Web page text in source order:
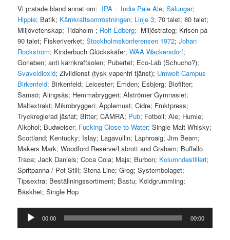
Vi pratade bland annat om: IPA = India Pale Ale;Sälungar;
Hippie; Batik; Kärnkraftsomröstningen; Linje 3; 70 talet; 80 talet;
Miljövetenskap; Tidaholm ; Rolf Edberg; Miljöstrateg; Krisen på
90 talet; Fiskeriverket;Stockholmskonferensen 1972;Johan
Rockström; Kinderbuch Glückskäfer;WAA Wackersdorf;
Gorleben; anti kärnkraftsolen; Pubertet; Eco-Lab (Schucho?);
Svaveldioxid; Zivildienst (tysk vapenfri tjänst); Umwelt-Campus
Birkenfeld; Birkenfeld; Leicester; Emden; Esbjerg; Biofilter;
Samsö; Alingsås; Hemmabryggeri; Alströmer Gymnasiet;
Maltextrakt; Mikrobryggeri; Äpplemust; Cidre; Fruktpress;
Tryckreglerad jäsfat; Bitter; CAMRA; Pub; Fotboll; Ale; Humle;
Alkohol; Budweiser; Fucking Close to Water; Single Malt Whisky;
Scottland; Kentucky; Islay; Lagavullin; Laphroaig; Jim Beam;
Makers Mark; Woodford Reserve/Labrott and Graham; Buffallo
Trace; Jack Daniels; Coca Cola; Majs; Burbon; Kolumndestilleri;
Spritpanna / Pot Still; Stena Line; Grog; Systembolaget;
Tipsextra; Beställningssortiment; Bastu; Köldgrummling;
Bäskhet; Single Hop
Ljudspelare
00:00 00:00